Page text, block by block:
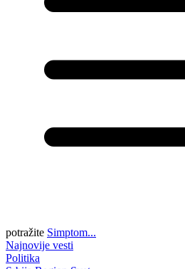
potražite Simptom...
Najnovije vesti
Politika